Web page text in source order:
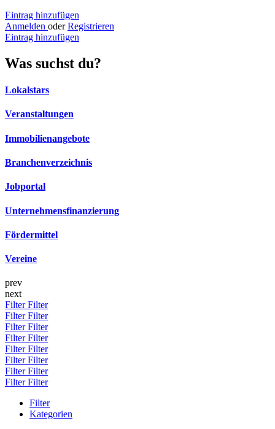
Eintrag hinzufügen
Anmelden oder Registrieren
Eintrag hinzufügen
Was suchst du?
Lokalstars
Veranstaltungen
Immobilienangebote
Branchenverzeichnis
Jobportal
Unternehmensfinanzierung
Fördermittel
Vereine
prev
next
FilterFilter
FilterFilter
FilterFilter
FilterFilter
FilterFilter
FilterFilter
FilterFilter
FilterFilter
Filter
Kategorien